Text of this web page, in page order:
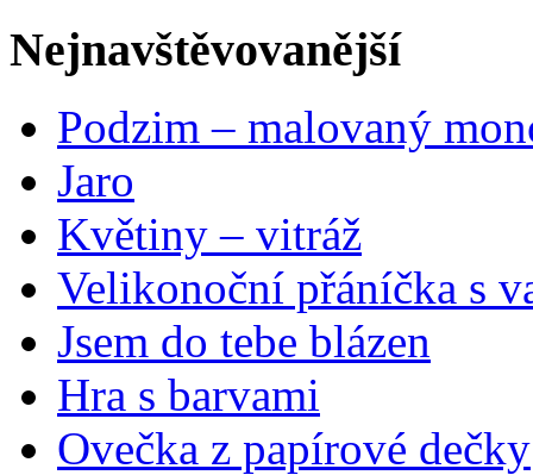
Nejnavštěvovanější
Podzim – malovaný
Jaro
Květiny – vitráž
Velikonoční přáníčka s
Jsem do tebe blázen
Hra s barvami
Ovečka z papírové dečky